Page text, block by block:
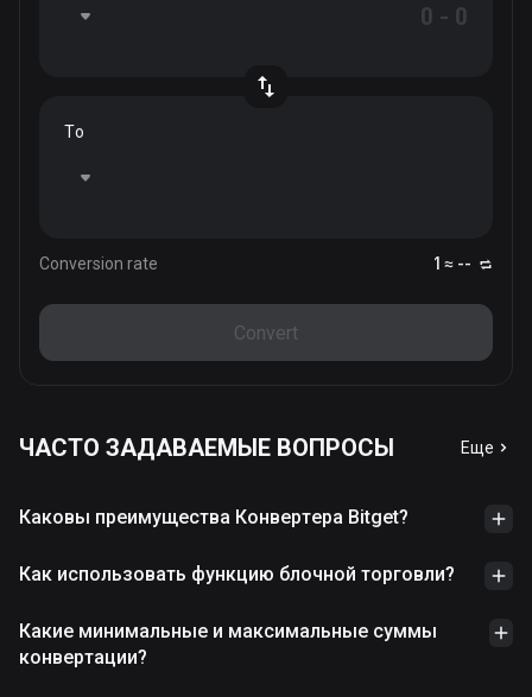
To
Conversion rate 1 ≈ --
Convert
ЧАСТО ЗАДАВАЕМЫЕ ВОПРОСЫ Еще
Каковы преимущества Конвертера Bitget?
Как использовать функцию блочной торговли?
Какие минимальные и максимальные суммы
конвертации?